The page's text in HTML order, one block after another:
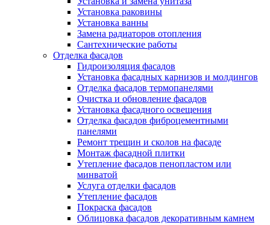
Установка раковины
Установка ванны
Замена радиаторов отопления
Сантехнические работы
Отделка фасадов
Гидроизоляция фасадов
Установка фасадных карнизов и молдингов
Отделка фасадов термопанелями
Очистка и обновление фасадов
Установка фасадного освещения
Отделка фасадов фиброцементными
панелями
Ремонт трещин и сколов на фасаде
Монтаж фасадной плитки
Утепление фасадов пенопластом или
минватой
Услуга отделки фасадов
Утепление фасадов
Покраска фасадов
Облицовка фасадов декоративным камнем